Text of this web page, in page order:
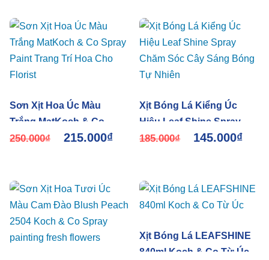
Sơn Xịt Hoa Úc Màu
Trắng MatKoch & Co
Spray Paint Trang Trí Hoa
250.000₫ 215.000₫
Xịt Bóng Lá Kiểng Úc
Hiệu Leaf Shine Spray
Chăm Sóc Cây Sáng
185.000₫ 145.000₫
Xịt Bóng Lá LEAFSHINE
840ml Koch & Co Từ Úc